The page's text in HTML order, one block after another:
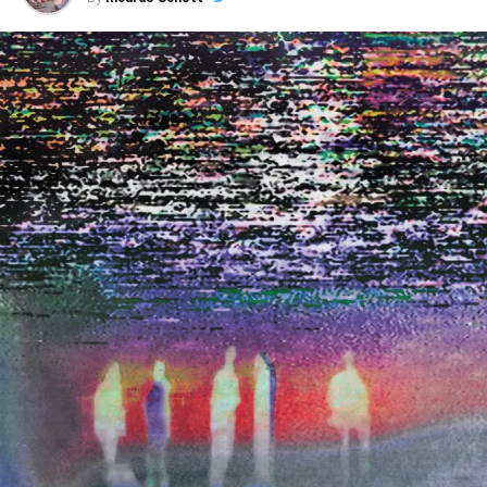
Julietaé o disco do singleCasos de Colômbia,que
assume referências de Radiohead e Chico Buarque, mas
também mistura emanações de Arctic Monkeys e
guitarras em clima de blues pós-punk. A faixa tem
participação de Mariana Estol nos vocais, e uma letra que
mete o dedo na ferida das expectativas que, muitas
vezes, não representam nada (“nunca que você vai
encontrar dentro do armário / algo lendário, é tudo
vestuário / sabe aquela luz que a gente vê de madrugada
/ é quase nada, mas satisfaz a alma”).
Abrindo o disco,Casos de Colômbiaserve de balizador
para faixas poéticas como o soul psicodélico deNuvem
nua
, o easy listening esparso deDorme pra ver se me
esquece,o pop rock radicalmente brasileiro deQuem
nunca quis demaise Um tempo pra pensar– estas duas
lembrando um pouco o som praiano de Lulu Santos e
Charlie Brown Jr. Também cede espaço para a vibe